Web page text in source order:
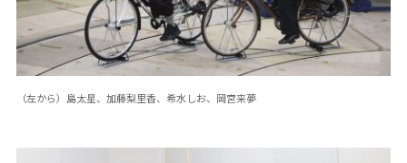
（左から）島太星、加藤梨里香、希水しお、岡宮来夢